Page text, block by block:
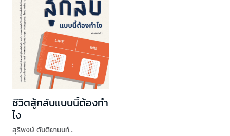
ชีวิตสู้กลับแบบนี้ต้องทำ
ไง
สุริพงษ์ ตันติยานนท์